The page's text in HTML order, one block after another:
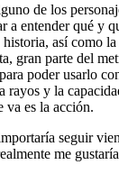
de los
a entender qué y
así como
gran parte del
poder usarlo
y la
va es la acción.
seguir
me